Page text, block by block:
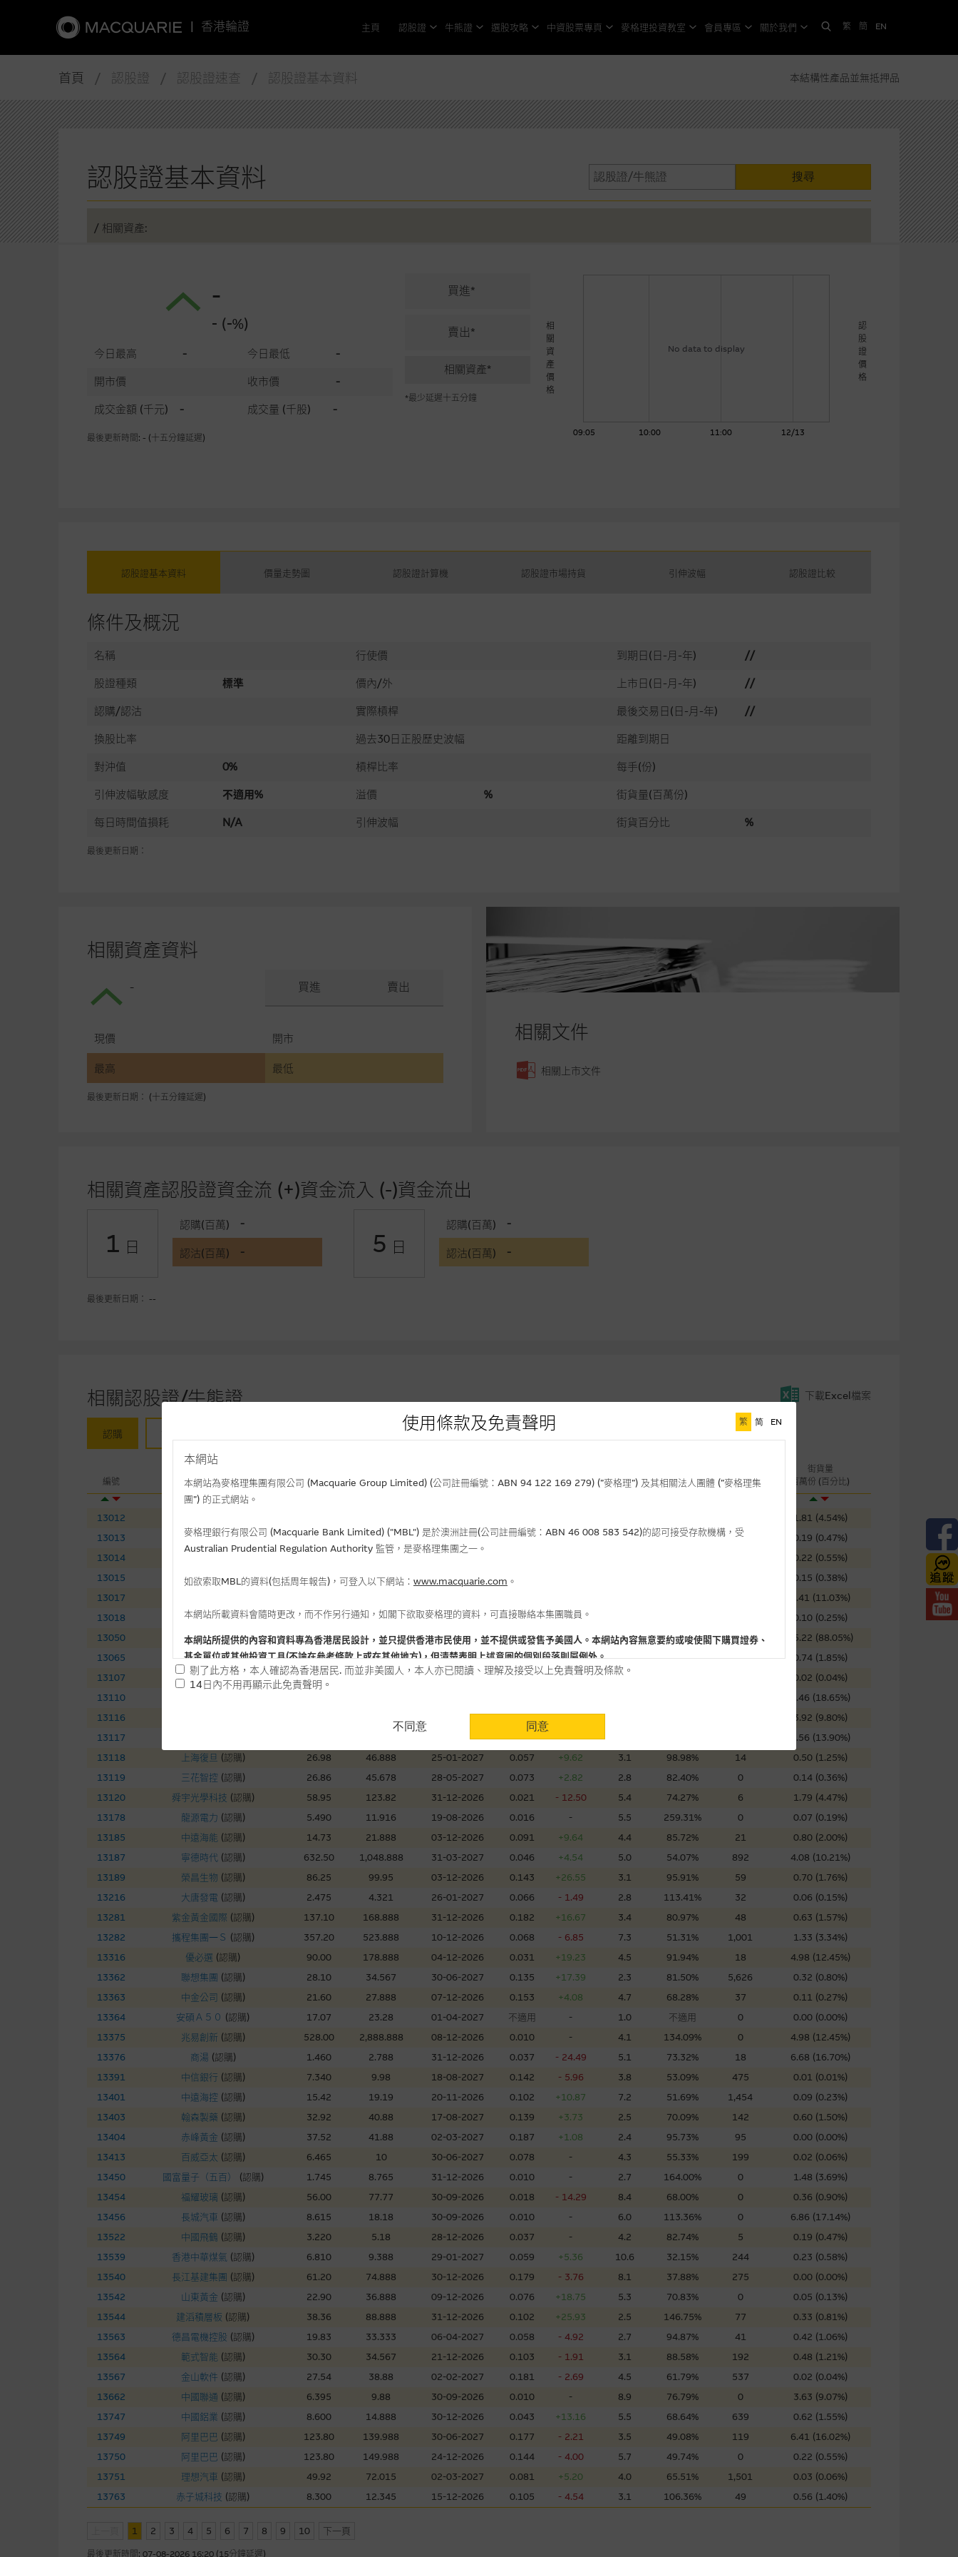
| 香港輪證 主頁 認股證 牛熊證 選股攻略 中資股票專頁 麥格理投資教室 會員專區 關於我們 繁 簡 EN
首頁 / 認股證 / 認股證速查 / 認股證基本資料 本結構性產品並無抵押品
認股證基本資料 搜尋
/ 相關資產:
-
- (-%)
今日最高 - 今日最低
-
開市價
收市價
-
成交金額 (千元) - 成交量 (千股) -
最後更新時間: - (十五分鐘延遲)
買進*
賣出*
相關資產*
*最少延遲十五分鐘
No data to display
09:05 10:00 11:00 12/13
認
股
證
價
格
相
關
資
產
價
格
認股證基本資料 價量走勢圖 認股證計算機 認股證市場持貨 引伸波幅 認股證比較
條件及概況
名稱
股證種類
標準
認購/認沽
換股比率
對沖值
0%
引伸波幅敏感度
不適用%
每日時間值損耗
N/A
行使價
價內/外
實際槓桿
過去30日正股歷史波幅
槓桿比率
溢價
%
引伸波幅
到期日(日-月-年)
//
上市日(日-月-年)
//
最後交易日(日-月-年)
//
距離到期日
每手(份)
街貨量(百萬份)
街貨百分比
%
最後更新日期：
相關資產資料
- 買進 賣出
現價 開市
最高 最低
最後更新日期： (十五分鐘延遲)
相關文件
相關上市文件
相關資產認股證資金流 (+)資金流入 (-)資金流出
1 日
認購(百萬) -
認沽(百萬) - 5 日
認購(百萬) -
認沽(百萬) -
最後更新日期： --
相關認股證/牛熊證 下載Excel檔案
認購
編號 相關資產
現價
行使價
(日/月/年)
價格 升/跌(%)
(倍)
引伸波幅
(千元)
街貨量
百萬份 (百分比)
13012
1.81 (4.54%)
13013
石藥集團(認購) 8.690 8.888 31-12-2026 0.248 +6.44 3.9 62.52% 2,702
0.19 (0.47%)
13014
45.678
0.22 (0.55%)
13015
萬國數據－ＳＷ(認購) 32.32 38.388 31-12-2026 0.112
0.15 (0.38%)
13017
4.41 (11.03%)
13018
三一國際(認購) 7.660 10.888 01-12-2026 0.085 +2.41
0.10 (0.25%)
13050
中國銀河(認購) 7.720 8.38 18-08-2026 0.010 - 17.6 58.79% 0
35.22 (88.05%)
13065
友邦保險(認購) 74.15 106.299 03-05-2027 0.052 +10.64 5.9 40.64% 159
0.74 (1.85%)
13107
中國電信(認購) 4.500 7.28 28-01-2027 0.076 - 1.30 6.7
0.02 (0.04%)
13110
7.46 (18.65%)
13116
02-12-2026 0.214 - 1.83
3.92 (9.80%)
13117
02-12-2026 0.017 +6.25
5.56 (13.90%)
13118
上海復旦 (認購) 26.98 46.888 25-01-2027 0.057 +9.62 3.1 98.98% 14
0.50 (1.25%)
13119
三花智控 (認購) 26.86 45.678 28-05-2027 0.073 +2.82 2.8 82.40% 0
0.14 (0.36%)
13120
舜宇光學科技 (認購) 58.95 123.82 31-12-2026 0.021 - 12.50 5.4 74.27% 6
1.79 (4.47%)
13178
龍源電力 (認購) 5.490 11.916 19-08-2026 0.016 - 5.5 259.31% 0
0.07 (0.19%)
13185
中遠海能(認購) 14.73 21.888 03-12-2026 0.091 +9.64 4.4 85.72% 21
0.80 (2.00%)
13187
寧德時代(認購) 632.50 1,048.888 31-03-2027 0.046 +4.54 5.0 54.07% 892
4.08 (10.21%)
13189
榮昌生物 (認購) 86.25 99.95 03-12-2026 0.143 +26.55 3.1 95.91% 59
0.70 (1.76%)
13216
大唐發電 (認購) 2.475 4.321 26-01-2027 0.066 - 1.49 2.8 113.41% 32
0.06 (0.15%)
13281
紫金黃金國際 (認購) 137.10 168.888 31-12-2026 0.182 +16.67 3.4 80.97% 48
0.63 (1.57%)
13282
攜程集團—Ｓ (認購) 357.20 523.888 10-12-2026 0.068 - 6.85 7.3 51.31% 1,001
1.33 (3.34%)
13316
優必選 (認購) 90.00 178.888 04-12-2026 0.031 +19.23 4.5 91.94% 18
4.98 (12.45%)
13362
聯想集團 (認購) 28.10 34.567 30-06-2027 0.135 +17.39 2.3 81.50% 5,626
0.32 (0.80%)
13363
中金公司 (認購) 21.60 27.888 07-12-2026 0.153 +4.08 4.7 68.28% 37
0.11 (0.27%)
13364
安碩Ａ５０ (認購) 17.07 23.28 01-04-2027 不適用 - 1.0 不適用 0
0.00 (0.00%)
13375
兆易創新 (認購) 528.00 2,888.888 08-12-2026 0.010 - 4.1 134.09% 0
4.98 (12.45%)
13376
商湯 (認購) 1.460 2.788 31-12-2026 0.037 - 24.49 5.1 73.32% 18
6.68 (16.70%)
13391
中信銀行 (認購) 7.340 9.98 18-08-2027 0.142 - 5.96 3.8 53.09% 475
0.01 (0.01%)
13401
中遠海控 (認購) 15.42 19.19 20-11-2026 0.102 +10.87 7.2 51.69% 1,454
0.09 (0.23%)
13403
翰森製藥 (認購) 32.92 40.88 17-08-2027 0.139 +3.73 2.5 70.09% 142
0.60 (1.50%)
13404
赤峰黃金 (認購) 37.52 41.88 02-03-2027 0.187 +1.08 2.4 95.73% 95
0.00 (0.00%)
13413
百威亞太 (認購) 6.465 10 30-06-2027 0.078 - 4.3 55.33% 199
0.02 (0.06%)
13450
國富量子（五百） (認購) 1.745 8.765 31-12-2026 0.010 - 2.7 164.00% 0
1.48 (3.69%)
13454
福耀玻璃 (認購) 56.00 77.77 30-09-2026 0.018 - 14.29 8.4 68.00% 0
0.36 (0.90%)
13456
長城汽車 (認購) 8.615 18.18 30-09-2026 0.010 - 6.0 113.36% 0
6.86 (17.14%)
13522
中國飛鶴 (認購) 3.220 5.18 28-12-2026 0.037 - 4.2 82.74% 5
0.19 (0.47%)
13539
香港中華煤氣 (認購) 6.810 9.388 29-01-2027 0.059 +5.36 10.6 32.15% 244
0.23 (0.58%)
13540
長江基建集團 (認購) 61.20 74.888 30-12-2026 0.179 - 3.76 8.1 37.88% 275
0.00 (0.00%)
13542
山東黃金 (認購) 22.90 36.888 09-12-2026 0.076 +18.75 5.3 70.83% 0
0.05 (0.13%)
13544
建滔積層板 (認購) 38.36 88.888 31-12-2026 0.102 +25.93 2.5 146.75% 77
0.33 (0.81%)
13563
德昌電機控股 (認購) 19.83 33.333 06-04-2027 0.058 - 4.92 2.7 94.87% 41
0.42 (1.06%)
13564
範式智能(認購) 30.30 34.567 21-12-2026 0.103 - 1.91 3.1 88.58% 192
0.48 (1.21%)
13567
金山軟件 (認購) 27.54 38.88 02-02-2027 0.181 - 2.69 4.5 61.79% 537
0.02 (0.04%)
13662
中國聯通 (認購) 6.395 9.88 30-09-2026 0.010 - 8.9 76.79% 0
3.63 (9.07%)
13747
中國鋁業 (認購) 8.600 14.888 30-12-2026 0.043 +13.16 5.5 68.64% 639
0.62 (1.55%)
13749
阿里巴巴 (認購) 123.80 139.988 30-06-2027 0.177 - 2.21 3.5 49.08% 119
6.41 (16.02%)
13750
阿里巴巴 (認購) 123.80 149.988 24-12-2026 0.144 - 4.00 5.7 49.74% 0
0.22 (0.55%)
13751
理想汽車 (認購) 49.92 72.015 02-03-2027 0.081 +5.20 4.0 65.51% 1,501
0.03 (0.06%)
13763
赤子城科技 (認購) 8.300 12.345 15-12-2026 0.105 - 4.54 3.1 106.36% 49 0.56 (1.40%)
1 2 3 4 5 6 7 8 9 10 下一頁
最後更新時間: 07-08-2026 16:20 (15分鐘延遲)
使用條款及免責聲明 繁 简 EN
本網站
本網站為麥格理集團有限公司 (Macquarie Group Limited) (公司註冊編號：ABN 94 122 169 279) (”麥格理”) 及其相關法人團體 (”麥格理集
團”) 的正式網站。
麥格理銀行有限公司 (Macquarie Bank Limited) ("MBL") 是於澳洲註冊(公司註冊編號：ABN 46 008 583 542)的認可接受存款機構，受
Australian Prudential Regulation Authority 監管，是麥格理集團之一。
如欲索取MBL的資料(包括周年報告)，可登入以下網站： www.macquarie.com 。
本網站所載資料會隨時更改，而不作另行通知，如閣下欲取麥格理的資料，可直接聯絡本集團職員。
本網站所提供的內容和資料專為香港居民設計，並只提供香港市民使用，並不提供或發售予美國人。本網站內容無意要約或唆使閣下購買證券、
基金單位或其他投資工具(不論在參考條款上或在其他地方)，但清楚表明上述意圖的個別段落則屬例外。
網站內容來自我們在所示日期時認為可靠之來源，且均以真誠提供。惟麥格理集團並無核實所有網站內容，故就閣下的目的而言，網站內容可能
未必完整或準確。麥格理集團不會，亦沒有義務更新網站內容，或修正任何其後變為明顯失實之地方。網站內容所載的意見、預測及其他資料可
予更改或刪除，而毋須作出通知。
任何指示價格報價、公開資料或分析是基於我們相信的假設及參數而預備的，不構成我們提出的意見。所用假設及參數並非唯一可以合理選擇到
績並不保證將來表現。網站內容來自我們在所示日期時認為可靠之來源，且均以真誠提供，然而，麥格理集團不作陳述，亦不保證網站內容在任
何用途上均完整、可靠、準確、合時或適合，亦不為資料的準確程度、完整性及合時性負上責任，除非這是有關適用的的法律及/或法規所規定。
網站內容不構成要約及徵求要約，或作為任何合約的根據，以購買或銷售任何證券、貸款或其他工具。網站內容由麥格理集團所準備的資料編製
而成，但不包括麥格理集團職員所知的資料。
在法律最大許可的情況下，麥格理集團及其任何相關公司或其董事、高層職員、僱員或代理人不作陳述，亦不保證網站內容，或任何與本網站相
連結的第三者網站，在任何用途方面均可靠、完整、合時及準確，對任何因任何形式(包括疏忽)由於網站內容的錯誤、失實、遺漏、或任何人士對
網站內容的依賴而導致的損失或損毀，亦一概不會承擔責任或債務。
與結構性產品有關的風險
結構性產品並無抵押品，如發行人無力償債或違約，投資者可能無法收回部份或全部應收款項。結構性產品價格可升可跌。過往表現並不反映未
來表現。產品的第二市場可能有限而麥格理資本股份有限公司可能是唯一報價方。閣下應閱讀載于www.warrants.com.hk之上市文件以瞭解結構
性產品的詳情及自行評估箇中風險。如有需要，請徵詢獨立之專業意見。牛熊證備有強制贖回機制可能被提早終止，届時(i) N類牛熊證投資者會
網站連結
本網站或載有連接非由麥格理集團管理的網站的連結。此等連結純為方便閣下取得更多關於市場上相關產品及機構的資訊。麥格理集團對此等網
站的內容及所介紹的產品或服務，均無任何操控權，因此對此等網站的內容及所介紹服務或產品是否準確或合適，不作任何聲明。麥格理集團建
議閣下自行向本網站述及或連接的第三者查詢。此外，載有第三者網站的連結，不應視為該第三者推介本網站。
本網站雖連接第三者管理的網站，但麥格理集團並非授權網站瀏覽者複製此等網站的任何內容，因該等內容可能屬他人的知識產權。
經由本網站接觸到的軟件應用
部分可經本網站連結下載的軟件程式屬於第三者的產品。閣下使用此等屬於第三者的軟件，須自負全責。此等軟件的使用，可能受軟件持有人訂
出的使用條款約束。
在法律容許的所有範圍內，麥格理集團概不承擔經由本網站使用或下載任何軟件(不論是否屬於第三者)而引起的責任。麥格理集團並且對此等軟件
不作任何聲明，也不提供任何保證，特別是在法律容許的所有範圍內，概不負責經由本網站使用或下載任何軟件(不論是否屬於第三者)而出現電腦
病毒或任何其他後果所導致的任何損失(包括但不限於數據遺失、業務運作受干擾及盈利虧損)。
基本上市文件及補充上市文件
補充上市文件內。該等文件之英文版及中譯版見於本網站。
版權及商標
剔了此方格，本人確認為香港居民. 而並非美國人，本人亦已閱讀、理解及接受以上免責聲明及條款。
14日內不用再顯示此免責聲明。
不同意 同意